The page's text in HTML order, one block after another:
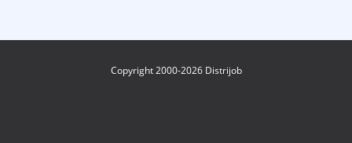
Copyright 2000-2026 Distrijob